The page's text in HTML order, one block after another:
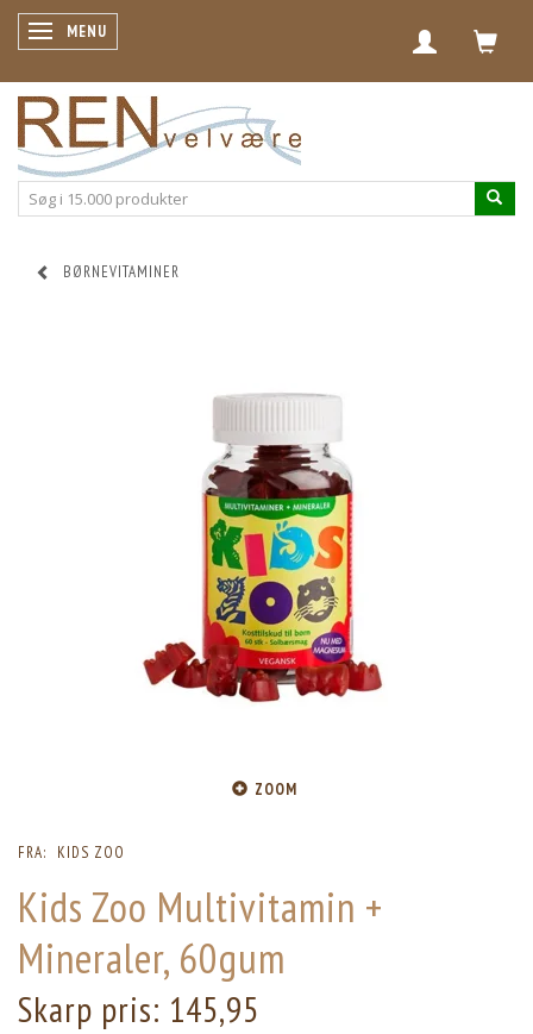
SKIFTE NAVIGATION
MENU
BØRNEVITAMINER
ZOOM
FRA: KIDS ZOO
Kids Zoo Multivitamin +
Mineraler, 60gum
Skarp pris: 145,95